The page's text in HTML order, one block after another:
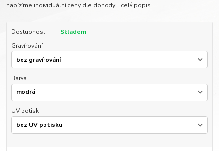
nabízíme individuální ceny dle dohody. celý popis
Dostupnost
Skladem
Gravírování
Barva
UV potisk